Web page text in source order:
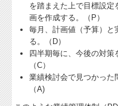
お問合せ
FX4クラウド
補助金・助成金・融資情報
経営者お役立ち情報
経営者オススメ情報
を踏まえた上で目標設
画を作成する。（P）
毎月、計画値（予算）と
る。（D）
四半期毎に、今後の対策
（C）
業績検討会で見つかった
（A)